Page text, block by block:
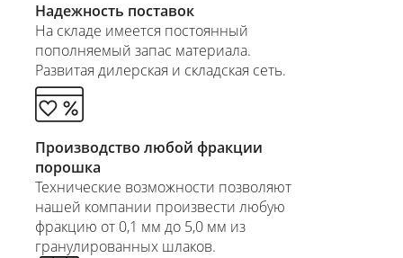
Надежность поставок
На складе имеется постоянный
пополняемый запас материала.
Развитая дилерская и складская сеть.
Производство любой фракции
порошка
Технические возможности позволяют
нашей компании произвести любую
фракцию от 0,1 мм до 5,0 мм из
гранулированных шлаков.